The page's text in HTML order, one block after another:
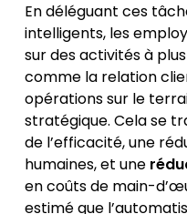
En déléguant ces
intelligents, les
sur des activités à
comme la relation
opérations sur le
stratégique. Cela se
de l’efficacité, une
humaines, et une
en coûts de main-
estimé que